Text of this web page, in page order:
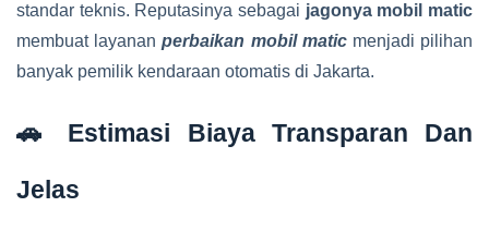
standar teknis. Reputasinya sebagai jagonya mobil matic
membuat layananperbaikan mobil maticmenjadi pilihan
banyak pemilik kendaraan otomatis di Jakarta.
🚗 Estimasi Biaya Transparan Dan
Jelas